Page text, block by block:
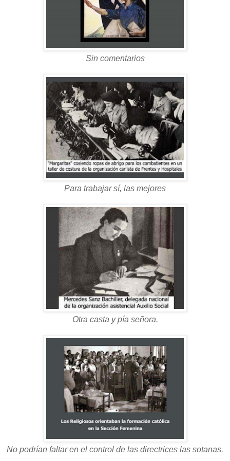
Sin comentarios
Para trabajar sí, las mejores
Otra casta y pía señora.
No podrían faltar en el control de las directrices las sotanas.